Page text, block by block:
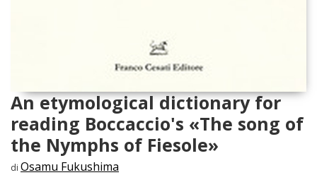
An etymological dictionary for
reading Boccaccio's «The song of
the Nymphs of Fiesole»
di Osamu Fukushima